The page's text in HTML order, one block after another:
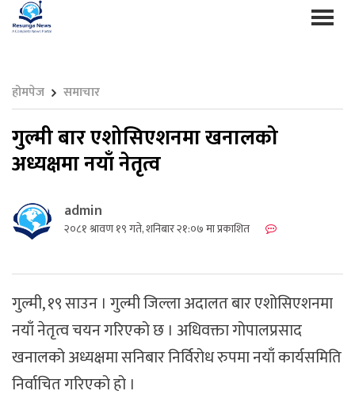
होमपेज समाचार
गुल्मी बार एशोसिएशनमा खनालको
अध्यक्षमा नयाँ नेतृत्व
admin
२०८१ श्रावण १९ गते, शनिबार २१:०७ मा प्रकाशित
गुल्मी, १९ साउन । गुल्मी जिल्ला अदालत बार एशोसिएशनमा
नयाँ नेतृत्व चयन गरिएको छ । अधिवक्ता गोपालप्रसाद
खनालको अध्यक्षमा सनिबार निर्विरोध रुपमा नयाँ कार्यसमिति
निर्वाचित गरिएको हो ।